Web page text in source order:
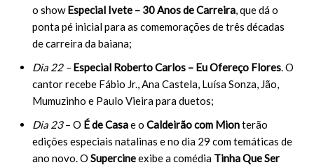
o showEspecial Ivete – 30 Anos de Carreira, que dá o
ponta pé inicial para as comemorações de três décadas
de carreira da baiana;
Dia 22 – Especial Roberto Carlos – Eu Ofereço Flores. O
cantor recebe Fábio Jr., Ana Castela, Luísa Sonza, Jão,
Mumuzinho e Paulo Vieira para duetos;
Dia 23– O É de Casae o Caldeirão com Mionterão
edições especiais natalinas e no dia 29 com temáticas de
ano novo. O Supercineexibe a comédia Tinha Que Ser